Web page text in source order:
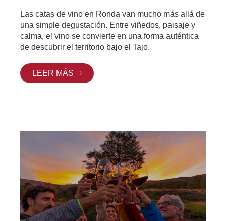
Las catas de vino en Ronda van mucho más allá de
una simple degustación. Entre viñedos, paisaje y
calma, el vino se convierte en una forma auténtica
de descubrir el territorio bajo el Tajo.
LEER MÁS